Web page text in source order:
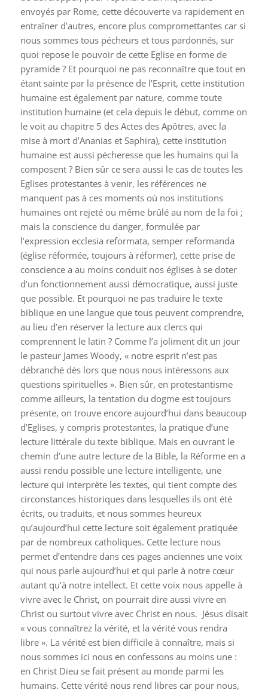
envoyés par Rome, cette découverte va rapidement en
entraîner d’autres, encore plus compromettantes car si
nous sommes tous pécheurs et tous pardonnés, sur
quoi repose le pouvoir de cette Eglise en forme de
pyramide ? Et pourquoi ne pas reconnaître que tout en
étant sainte par la présence de l’Esprit, cette institution
humaine est également par nature, comme toute
institution humaine (et cela depuis le début, comme on
le voit au chapitre 5 des Actes des Apôtres, avec la
mise à mort d’Ananias et Saphira), cette institution
humaine est aussi pécheresse que les humains qui la
composent ? Bien sûr ce sera aussi le cas de toutes les
Eglises protestantes à venir, les références ne
manquent pas à ces moments où nos institutions
humaines ont rejeté ou même brûlé au nom de la foi ;
mais la conscience du danger, formulée par
l’expression ecclesia reformata, semper reformanda
(église réformée, toujours à réformer), cette prise de
conscience a au moins conduit nos églises à se doter
d’un fonctionnement aussi démocratique, aussi juste
que possible. Et pourquoi ne pas traduire le texte
biblique en une langue que tous peuvent comprendre,
au lieu d’en réserver la lecture aux clercs qui
comprennent le latin ? Comme l’a joliment dit un jour
le pasteur James Woody, « notre esprit n’est pas
débranché dès lors que nous nous intéressons aux
questions spirituelles ». Bien sûr, en protestantisme
comme ailleurs, la tentation du dogme est toujours
présente, on trouve encore aujourd’hui dans beaucoup
d’Eglises, y compris protestantes, la pratique d’une
lecture littérale du texte biblique. Mais en ouvrant le
chemin d’une autre lecture de la Bible, la Réforme en a
aussi rendu possible une lecture intelligente, une
lecture qui interprète les textes, qui tient compte des
circonstances historiques dans lesquelles ils ont été
écrits, ou traduits, et nous sommes heureux
qu’aujourd’hui cette lecture soit également pratiquée
par de nombreux catholiques. Cette lecture nous
permet d’entendre dans ces pages anciennes une voix
qui nous parle aujourd’hui et qui parle à notre cœur
autant qu’à notre intellect. Et cette voix nous appelle à
vivre avec le Christ, on pourrait dire aussi vivre en
Christ ou surtout vivre avec Christ en nous. Jésus disait
« vous connaîtrez la vérité, et la vérité vous rendra
libre ». La vérité est bien difficile à connaître, mais si
nous sommes ici nous en confessons au moins une :
en Christ Dieu se fait présent au monde parmi les
humains. Cette vérité nous rend libres car pour nous,